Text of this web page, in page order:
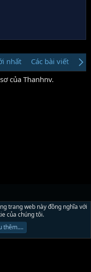
nhất Các bài viết
của Thanhnv.
bảo mật Trợ giúp
R
Ltd.
trang web này đồng nghĩa với
của chúng tôi.
thêm.…